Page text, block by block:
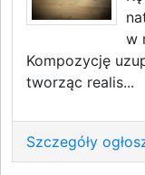
w
Kompozycję
tworząc realis...
Szczegóły